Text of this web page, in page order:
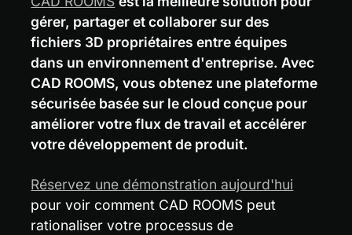
gérer, partager et collaborer sur des
fichiers 3D propriétaires entre équipes
dans un environnement d'entreprise. Avec
CAD ROOMS, vous obtenez une plateforme
sécurisée basée sur le cloud conçue pour
améliorer votre flux de travail et accélérer
votre développement de produit.
Réservez une démonstration aujourd'hui
pour voir comment CAD ROOMS peut
rationaliser votre processus de